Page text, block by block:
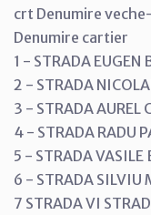
crt Denumire
Denumire cartier
1 - STRADA EUGEN
2 - STRADA
3 - STRADA AUREL
4 - STRADA RADU
5 - STRADA VASILE
6 - STRADA SILVIU
7 STRADA VI